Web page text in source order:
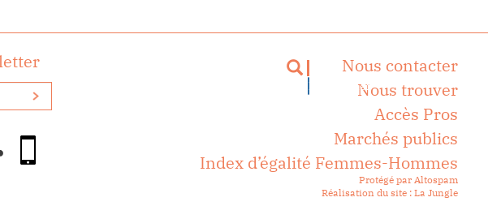
Rechercher
Nous contacter
Nous trouver
Accès Pros
Marchés publics
Index d’égalité Femmes-Hommes
Protégé par Altospam
Réalisation du site : La Jungle